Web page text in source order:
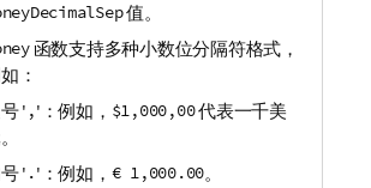
值。
函数支持多种小数位分隔符格式，
：
' ,'：例如， $1,000,00代表一千美
' .'：例如， € 1,000.00。